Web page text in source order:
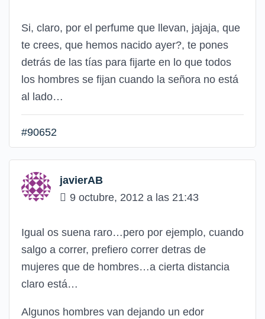
Si, claro, por el perfume que llevan, jajaja, que
te crees, que hemos nacido ayer?, te pones
detrás de las tías para fijarte en lo que todos
los hombres se fijan cuando la señora no está
al lado…
#90652
javierAB
9 octubre, 2012 a las 21:43
Igual os suena raro…pero por ejemplo, cuando
salgo a correr, prefiero correr detras de
mujeres que de hombres…a cierta distancia
claro está…
Algunos hombres van dejando un edor